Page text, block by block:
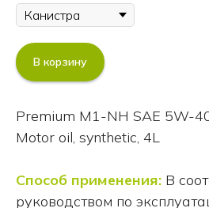
В корзину
Premium M1-NH SAE 5W-
Motor oil, synthetic, 4L
Способ применения: В
руководством по